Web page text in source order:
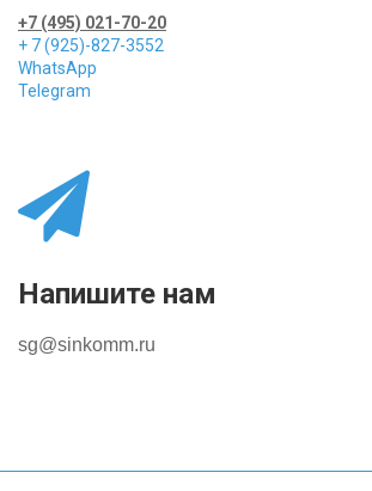
+7 (495) 021-70-20
+ 7 (925)-827-3552
WhatsApp
Telegram
Напишите нам
sg@sinkomm.ru